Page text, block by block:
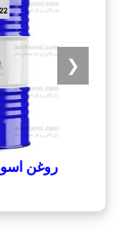
روغن اسو Esso Nuto H 22
❮